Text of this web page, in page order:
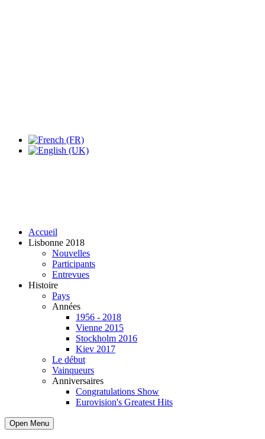
Accueil
Lisbonne 2018
Nouvelles
Participants
Entrevues
Histoire
Pays
Années
1956 - 2018
Vienne 2015
Stockholm 2016
Kiev 2017
Le début
Vainqueurs
Anniversaires
Congratulations Show
Eurovision's Greatest Hits
Open Menu